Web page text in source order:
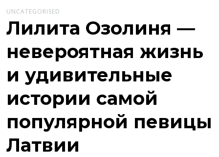
UNCATEGORISED
Лилита Озолиня —
невероятная жизнь
и удивительные
истории самой
популярной певицы
Латвии